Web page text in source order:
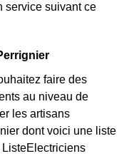
service suivant ce
faire des
au niveau de
les artisans
dont voici une liste